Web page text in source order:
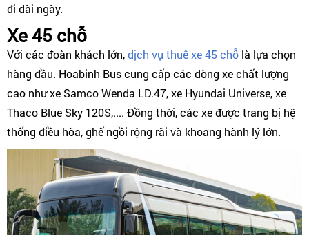
đi dài ngày.
Xe 45 chỗ
Với các đoàn khách lớn,dịch vụ thuê xe 45 chỗ là lựa chọn
hàng đầu. Hoabinh Bus cung cấp các dòng xe chất lượng
cao như xe Samco Wenda LD.47, xe Hyundai Universe, xe
Thaco Blue Sky 120S,.... Đồng thời, các xe được trang bị hệ
thống điều hòa, ghế ngồi rộng rãi và khoang hành lý lớn.